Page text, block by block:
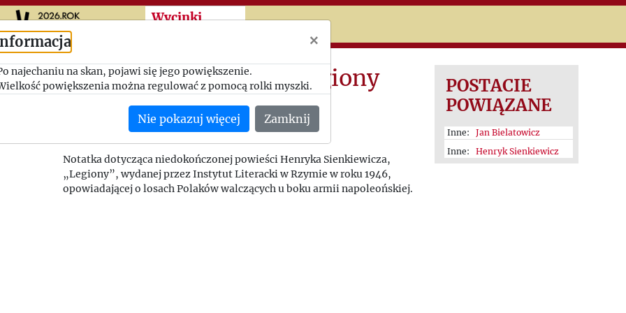
Przeskocz do treści zasadniczej
Wycinki
Henryk Sienkiewicz. Legiony
Myśl Polska, nr 101
sygnatura: 1946_007
Notatka dotycząca niedokończonej powieści Henryka Sienkiewicza,
„Legiony”, wydanej przez Instytut Literacki w Rzymie w roku 1946,
opowiadającej o losach Polaków walczących u boku armii napoleońskiej.
POSTACIE
POWIĄZANE
Inne:
Jan Bielatowicz
Inne:
Henryk Sienkiewicz
×
najechaniu na skan, pojawi się jego powiększenie.
powiększenia można regulować z pomocą rolki myszki.
Nie pokazuj więcej Zamknij